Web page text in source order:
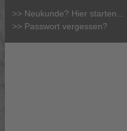
>> Neukunde? Hier starten...
>> Passwort vergessen?